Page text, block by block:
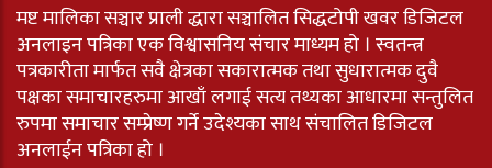
मष्ट मालिका सञ्चार प्राली द्धारा सञ्चालित सिद्धटोपी खवर डिजिटल
अनलाइन पत्रिका एक विश्वासनिय संचार माध्यम हो । स्वतन्त्र
पत्रकारीता मार्फत सवै क्षेत्रका सकारात्मक तथा सुधारात्मक दुवै
पक्षका समाचारहरुमा आखाँ लगाई सत्य तथ्यका आधारमा सन्तुलित
रुपमा समाचार सम्प्रेष्ण गर्ने उदेश्यका साथ संचालित डिजिटल
अनलाईन पत्रिका हो ।